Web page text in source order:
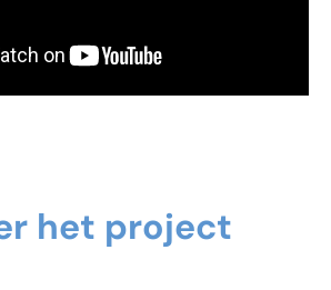
het project